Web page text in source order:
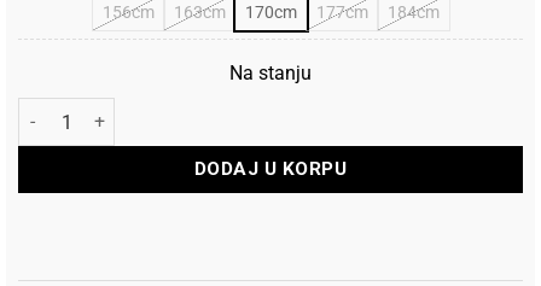
156cm 163cm 170cm 177cm 184cm
Na stanju
Volkl Skije Rise Beyond 96 Fl. količina
DODAJ U KORPU